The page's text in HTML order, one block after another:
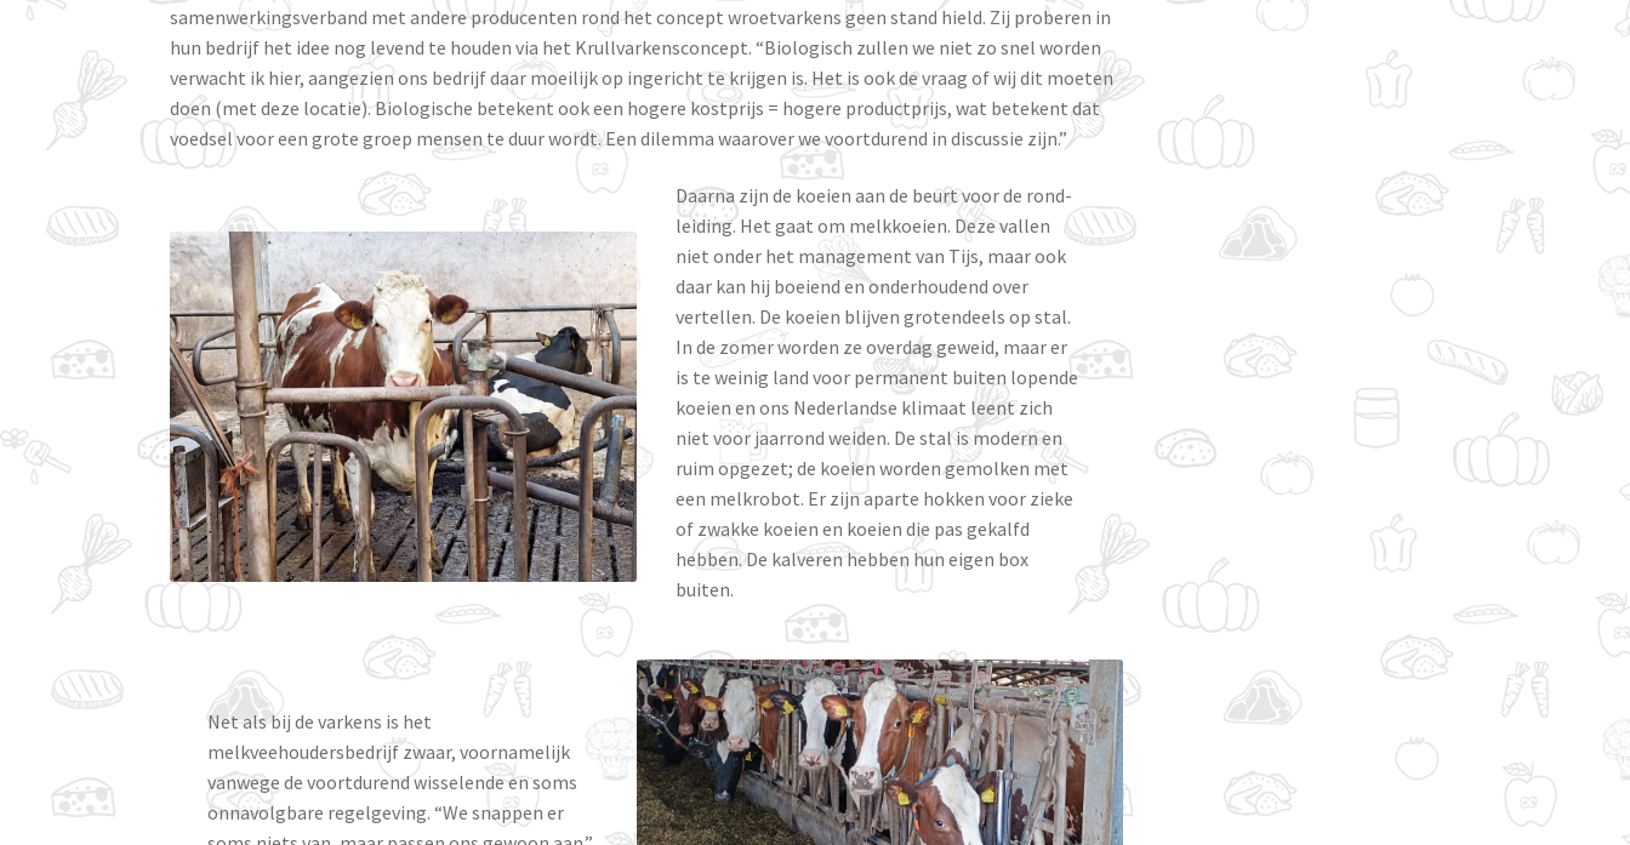
samenwerkingsverband met andere producenten rond het concept wroetvarkens geen stand hield. Zij proberen in
hun bedrijf het idee nog levend te houden via het Krullvarkensconcept. “Biologisch zullen we niet zo snel worden
verwacht ik hier, aangezien ons bedrijf daar moeilijk op ingericht te krijgen is. Het is ook de vraag of wij dit moeten
doen (met deze locatie). Biologische betekent ook een hogere kostprijs = hogere productprijs, wat betekent dat
voedsel voor een grote groep mensen te duur wordt. Een dilemma waarover we voortdurend in discussie zijn.”
Daarna zijn de koeien aan de beurt voor de rond-
leiding. Het gaat om melkkoeien. Deze vallen
niet onder het management van Tijs, maar ook
daar kan hij boeiend en onderhoudend over
vertellen. De koeien blijven grotendeels op stal.
In de zomer worden ze overdag geweid, maar er
is te weinig land voor permanent buiten lopende
koeien en ons Nederlandse klimaat leent zich
niet voor jaarrond weiden. De stal is modern en
ruim opgezet; de koeien worden gemolken met
een melkrobot. Er zijn aparte hokken voor zieke
of zwakke koeien en koeien die pas gekalfd
hebben. De kalveren hebben hun eigen box
buiten.
Net als bij de varkens is het
melkveehoudersbedrijf zwaar, voornamelijk
vanwege de voortdurend wisselende en soms
onnavolgbare regelgeving. “We snappen er